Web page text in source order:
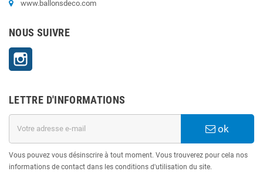
www.ballonsdeco.com
NOUS SUIVRE
LETTRE D'INFORMATIONS
ok
Vous pouvez vous désinscrire à tout moment. Vous trouverez pour cela nos
informations de contact dans les conditions d'utilisation du site.